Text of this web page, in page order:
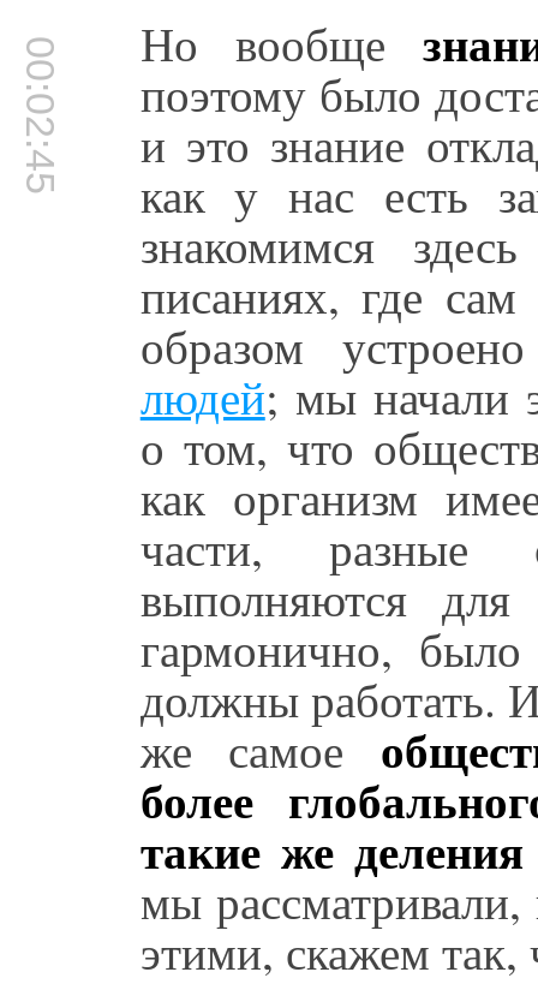
00:02:45 Но вообще
поэтому было
и это знание
как у нас есть
знакомимся
писаниях, где сам
образом
людей; мы начали
о том, что
как организм
части, разные
выполняются
гармонично,
должны работать.
же самое
более
такие же
мы
этими, скажем так,